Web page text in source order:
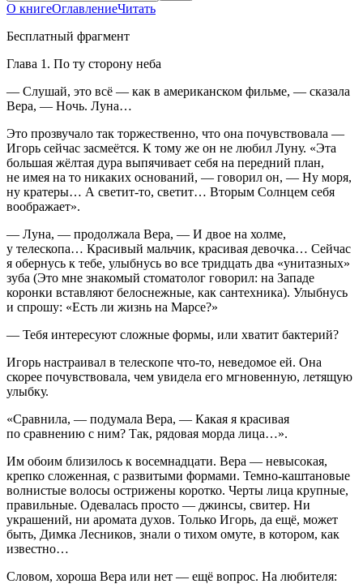
О книгеОглавлениеЧитать
Бесплатный фрагмент
Глава 1. По ту сторону неба
— Слушай, это всё — как в американском фильме, — сказала
Вера, — Ночь. Луна…
Это прозвучало так торжественно, что она почувствовала —
Игорь сейчас засмеётся. К тому же он не любил Луну. «Эта
большая жёлтая дура выпячивает себя на передний план,
не имея на то никаких оснований, — говорил он, — Ну моря,
ну кратеры… А светит-то, светит… Вторым Солнцем себя
воображает».
— Луна, — продолжала Вера, — И двое на холме,
у телескопа… Красивый мальчик, красивая девочка… Сейчас
я обернусь к тебе, улыбнусь во все тридцать два «унитазных»
зуба (Это мне знакомый стоматолог говорил: на Западе
коронки вставляют белоснежные, как сантехника). Улыбнусь
и спрошу: «Есть ли жизнь на Марсе?»
— Тебя интересуют сложные формы, или хватит бактерий?
Игорь настраивал в телескопе что-то, неведомое ей. Она
скорее почувствовала, чем увидела его мгновенную, летящую
улыбку.
«Сравнила, — подумала Вера, — Какая я красивая
по сравнению с ним? Так, рядовая морда лица…».
Им обоим близилось к восемнадцати. Вера — невысокая,
крепко сложенная, с развитыми формами. Темно-каштановые
волнистые волосы острижены коротко. Черты лица крупные,
правильные. Одевалась просто — джинсы, свитер. Ни
украшений, ни аромата духов. Только Игорь, да ещё, может
быть, Димка Лесников, знали о тихом омуте, в котором, как
известно…
Словом, хороша Вера или нет — ещё вопрос. На любителя: